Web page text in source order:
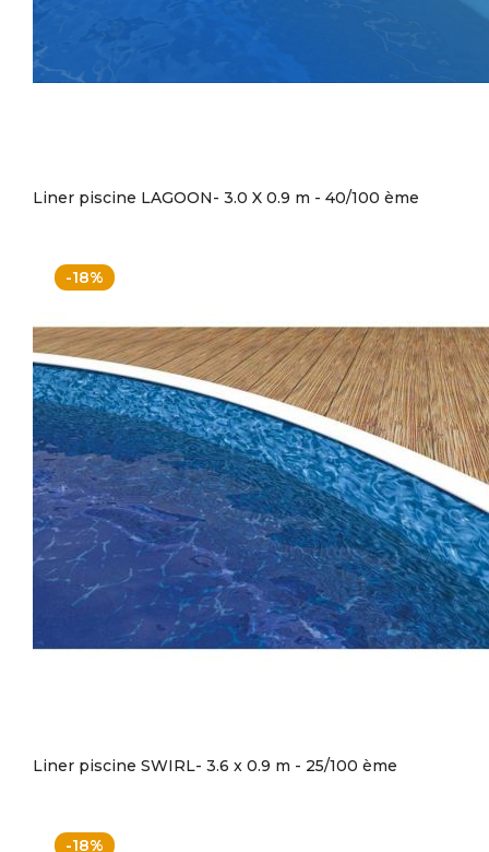
Liner piscine LAGOON- 3.0 X 0.9 m - 40/100 ème
-18%
Liner piscine SWIRL- 3.6 x 0.9 m - 25/100 ème
-18%